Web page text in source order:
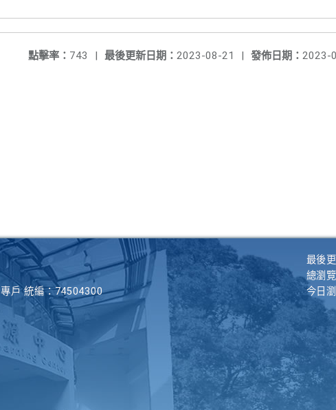
發佈日期： 2023-
最後更新日期： 2023-08-21 |
點擊率： 743 |
戶 統編：74504300
最後
總瀏
今日